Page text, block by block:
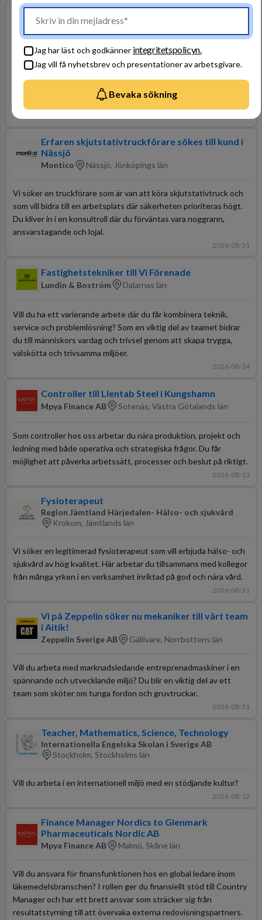
Jag har läst och godkänner integritetspolicyn.
Jag vill få nyhetsbrev och presentationer av arbetsgivare.
Bevaka sökning
Stockholms stad - Utbildningsförvaltningen
Stockholm, Stockholms län
Vi söker en modig ledare som vill bidra till ett öppet klimat där
del av skolledningen och leder arbetet för årskurs F–3 och
Erfaren skjutstativtruckförare sökes till kund i
Nässjö
Montico Nässjö, Jönköpings län
Vi söker en truckförare som är van att köra skjutstativtruck och
som vill bidra till en arbetsplats där säkerheten prioriteras högt.
Du kliver in i en konsultroll där du förväntas vara noggrann,
ansvarstagande och lojal.
2026-08-31
Fastighetstekniker till Vi Förenade
Lundin & Boström Dalarnas län
Vill du ha ett varierande arbete där du får kombinera teknik,
service och problemlösning? Som en viktig del av teamet bidrar
du till människors vardag och trivsel genom att skapa trygga,
välskötta och trivsamma miljöer.
2026-08-24
Controller till Llentab Steel i Kungshamn
Mpya Finance AB Sotenäs, Västra Götalands län
Som controller hos oss arbetar du nära produktion, projekt och
ledning med både operativa och strategiska frågor. Du får
möjlighet att påverka arbetssätt, processer och beslut på riktigt.
2026-08-13
Fysioterapeut
Region Jämtland Härjedalen- Hälso- och sjukvård
Krokom, Jämtlands län
Vi söker en legitimerad fysioterapeut som vill erbjuda hälso- och
sjukvård av hög kvalitet. Här arbetar du tillsammans med kollegor
från många yrken i en verksamhet inriktad på god och nära vård.
2026-08-31
Vi på Zeppelin söker nu mekaniker till vårt team
i Aitik!
Zeppelin Sverige AB Gällivare, Norrbottens län
Vill du arbeta med marknadsledande entreprenadmaskiner i en
spännande och utvecklande miljö? Du blir en viktig del av ett
team som sköter om tunga fordon och gruvtruckar.
2026-08-31
Teacher, Mathematics, Science, Technology
Internationella Engelska Skolan i Sverige AB
Stockholm, Stockholms län
Vill du arbeta i en internationell miljö med en stödjande kultur?
2026-08-12
Finance Manager Nordics to Glenmark
Pharmaceuticals Nordic AB
Mpya Finance AB Malmö, Skåne län
Vill du ansvara för finansfunktionen hos en global ledare inom
läkemedelsbranschen? I rollen ger du finansiellt stöd till Country
Manager och har ett brett ansvar som sträcker sig från
resultatstyrning till att övervaka externa redovisningspartners.